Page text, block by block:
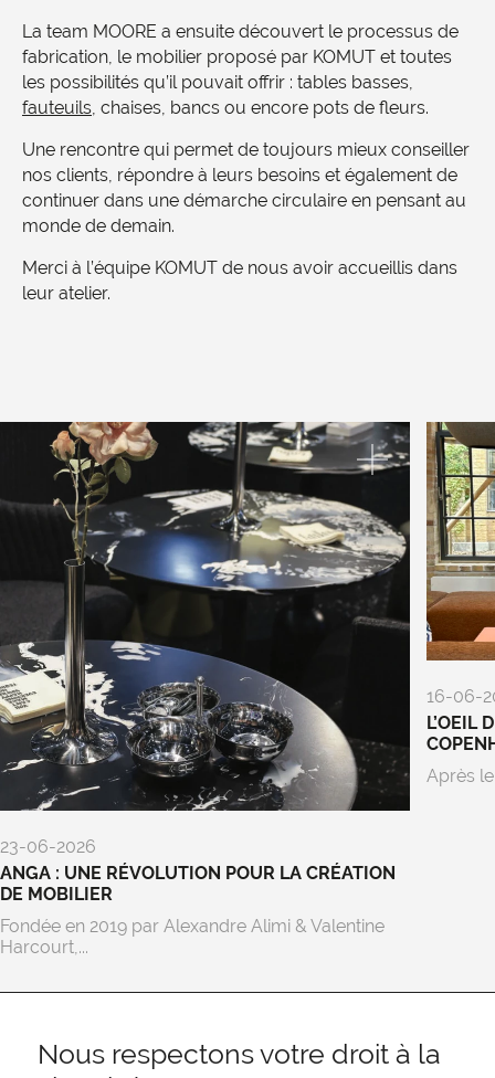
La team MOORE a ensuite découvert le processus de
fabrication, le mobilier proposé par KOMUT et toutes
les possibilités qu’il pouvait offrir : tables basses,
fauteuils , chaises, bancs ou encore pots de fleurs.
Une rencontre qui permet de toujours mieux conseiller
nos clients, répondre à leurs besoins et également de
continuer dans une démarche circulaire en pensant au
monde de demain.
Merci à l’équipe KOMUT de nous avoir accueillis dans
leur atelier.
23-06-2026
ANGA : UNE RÉVOLUTION POUR LA CRÉATION
DE MOBILIER
Fondée en 2019 par Alexandre Alimi & Valentine
Harcourt,...
16-06-
L’OEIL
Après
Nous respectons votre droit à la